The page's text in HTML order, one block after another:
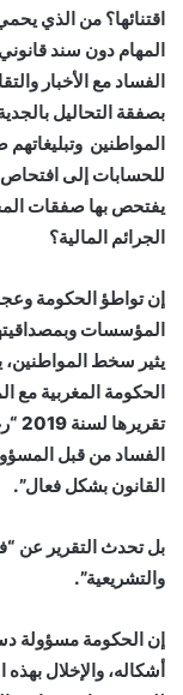
اقتنائها؟ من الذي
المهام دون سند
الفساد مع الأخبار
بصفقة التحاليل
المواطنين
للحسابات إلى افتحاص
يفتحص بها صفقات
الجرائم المالية؟
إن تواطؤ الحكومة
المؤسسات
يثير سخط المواطنين،
الحكومة المغربية مع
الفساد من قبل
القانون بشكل فعال”.
بل تحدث التقرير عن
والتشريعية”.
إن الحكومة مسؤولة
أشكاله، والإخلال